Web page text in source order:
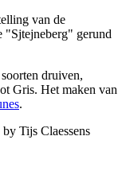
van de
"Sjtejneberg" gerund
druiven,
Gris. Het maken van
.
Tijs Claessens